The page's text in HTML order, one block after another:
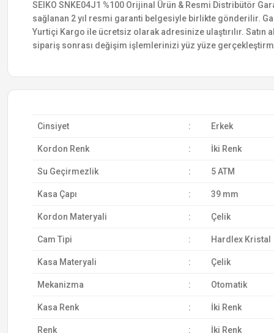
SEIKO SNKE04J1 %100 Orijinal Ürün & Resmi Distribütör
sağlanan 2 yıl resmi garanti belgesiyle birlikte gönderilir.
Yurtiçi Kargo ile ücretsiz olarak adresinize ulaştırılır.
sipariş sonrası değişim işlemlerinizi yüz yüze
Cinsiyet : Erkek
Kordon Renk : İki Renk
Su Geçirmezlik : 5 ATM
Kasa Çapı : 39 mm
Kordon Materyali : Çelik
Cam Tipi : Hardlex Kristal
Kasa Materyali : Çelik
Mekanizma : Otomatik
Kasa Renk : İki Renk
Renk : İki Renk